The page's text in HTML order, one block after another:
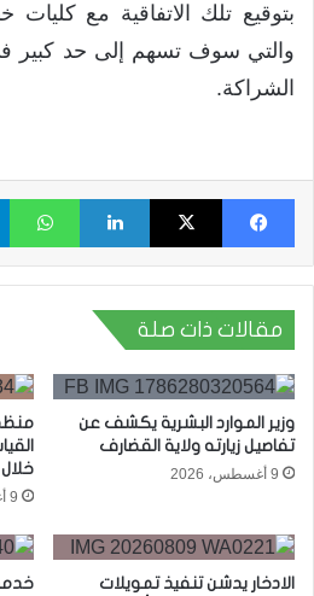
بتوقيع تلك الاتفاقية مع كليات
والتي سوف تسهم إلى حد كبير
الشراكة.
فيسبوك X لينكدإن
مقالات ذات صلة
وزير الموارد البشرية يكشف عن
تفاصيل زيارته ولاية القضارف
9 أغسطس، 2026
خلال 10سنوات
9 أغسطس، 2026
الادخار يدشن تنفيذ تمويلات